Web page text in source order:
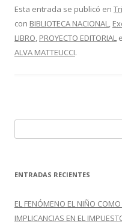
e
b
o
itt
er
m
p
Esta entrada se publicó en
con BIBLIOTECA NACIONAL,
LIBRO, PROYECTO EDITORIAL
ALVA MATTEUCCI.
u
c
r
:
ENTRADAS RECIENTES
EL FENÓMENO EL NIÑO
IMPLICANCIAS EN EL